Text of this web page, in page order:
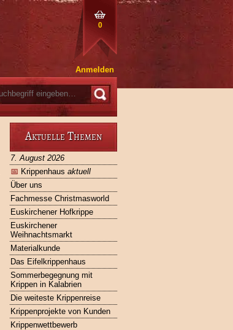
0
Anmelden
Aktuelle Themen
7. August 2026
📅 Krippenhaus aktuell
Über uns
Fachmesse Christmasworld
Euskirchener Hofkrippe
Euskirchener
Weihnachtsmarkt
Materialkunde
Das Eifelkrippenhaus
Sommerbegegnung mit
Krippen in Kalabrien
Die weiteste Krippenreise
Krippenprojekte von Kunden
Krippenwettbewerb